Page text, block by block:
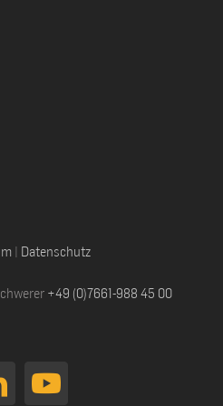
| Datenschutz
+49 (0)7661-988 45 00
YouTube